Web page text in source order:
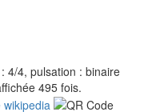
4/4, pulsation : binaire
495 fois.